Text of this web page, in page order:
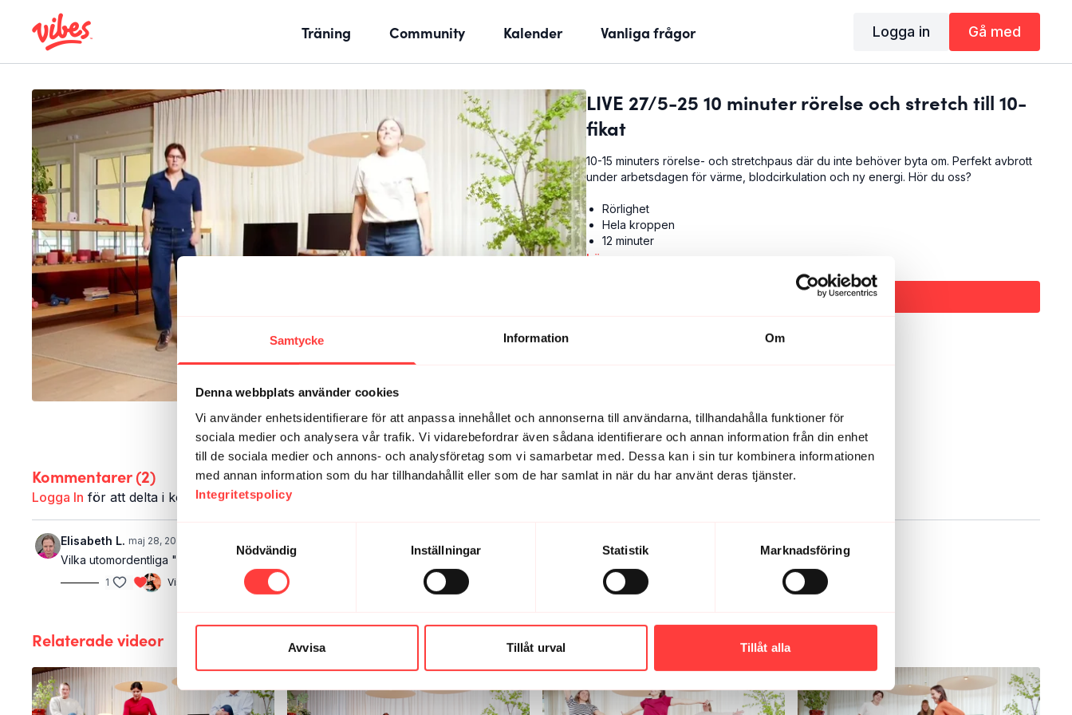
Samtycke Information Om
Denna webbplats använder cookies
Vi använder enhetsidentifierare för att anpassa innehållet och annonserna till användarna, tillhandahålla funktioner för
sociala medier och analysera vår trafik. Vi vidarebefordrar även sådana identifierare och annan information från din enhet
till de sociala medier och annons- och analysföretag som vi samarbetar med. Dessa kan i sin tur kombinera informationen
med annan information som du har tillhandahållit eller som de har samlat in när du har använt deras tjänster.
Integritetspolicy
Nödvändig
Inställningar Statistik Marknadsföring
Avvisa Tillåt urval Tillåt alla
Träning Community Kalender Vanliga frågor Logga in Gå med
LIVE 27/5-25 10 minuter rörelse och stretch till 10-
fikat
10-15 minuters rörelse- och stretchpaus där du inte behöver byta om. Perfekt avbrott
under arbetsdagen för värme, blodcirkulation och ny energi. Hör du oss?
Rörlighet
Hela kroppen
12 minuter
Läs mer
Abonnera för att titta
Kommentarer (2)
Logga In för att delta i konversationen
Elisabeth L. maj 28, 2025
Vilka utomordentliga "nedåtgående hundar" Ludde bjöd på 😍
1 Visa svar (1)
Relaterade videor